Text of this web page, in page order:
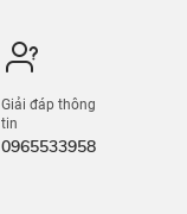
Giải đáp thông
tin
0965533958